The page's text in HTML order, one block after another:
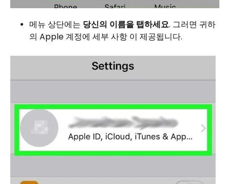
메뉴 상단에는 당신의 이름을 탭하세요. 그러면 귀하
의 Apple 계정에 세부 사항 이 제공됩니다.